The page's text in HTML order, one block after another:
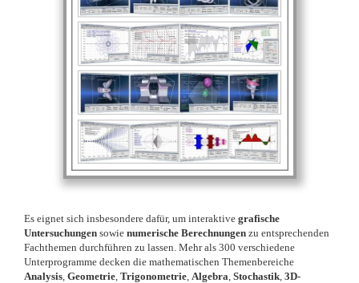
Es eignet sich insbesondere dafür, um interaktive grafische
Untersuchungen sowie numerische Berechnungen zu entsprechenden
Fachthemen durchführen zu lassen. Mehr als 300 verschiedene
Unterprogramme decken die mathematischen Themenbereiche
Analysis Geometrie Trigonometrie Algebra Stochastik 3D-